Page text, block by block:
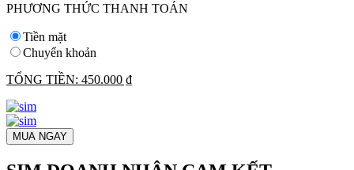
PHƯƠNG THỨC THANH TOÁN
Tiền mặt
Chuyển khoản
TỔNG TIỀN: 450.000 ₫
MUA NGAY